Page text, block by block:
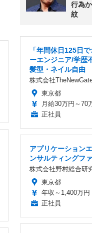
行為
紋
「年間休日125日
ーエンジニア/学歴
髪型・ネイル自由
株式会社
東京都
月給30万円～70
正社員
アプリケーション
ンサルティングフ
株式会社野村総合研
東京都
年収～1,400万円
正社員